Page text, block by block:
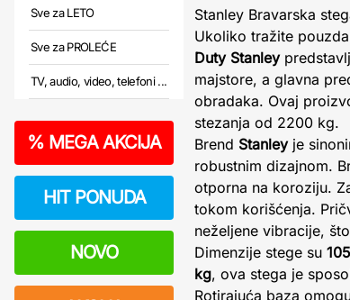
Sve za LETO
Sve za PROLEĆE
TV, audio, video, telefoni ...
% MEGA AKCIJA
HIT PONUDA
NOVO
Stanley Bravarska
Ukoliko tražite
Duty Stanley
majstore, a glavna
obradaka. Ovaj
stezanja od 2200 kg.
Brend Stanleyje
robustnim dizajnom.
otporna na koroziju.
tokom korišćenja.
neželjene vibracije,
Dimenzije stege su
kg, ova stega je
Rotirajuća baza